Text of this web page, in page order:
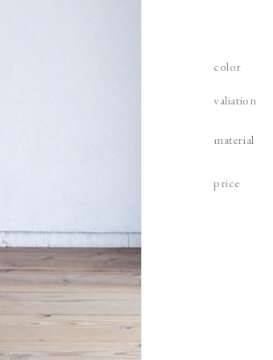
color
valiation
material
price